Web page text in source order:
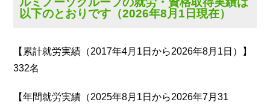
以下のとおりです（2026年8月1日現在）
【累計就労実績（2017年4月1日から2026年8月1日）】
332名
【年間就労実績（2025年8月1日から2026年7月31